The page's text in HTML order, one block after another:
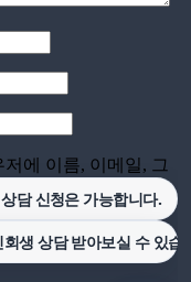
에 이름, 이메일, 그